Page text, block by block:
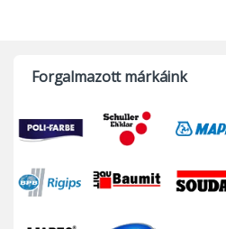
Forgalmazott márkáink